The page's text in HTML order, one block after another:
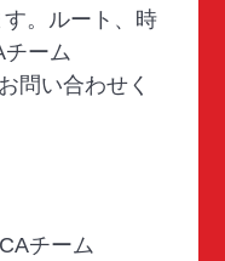
。ルート、時
ーム
問い合わせく
チーム